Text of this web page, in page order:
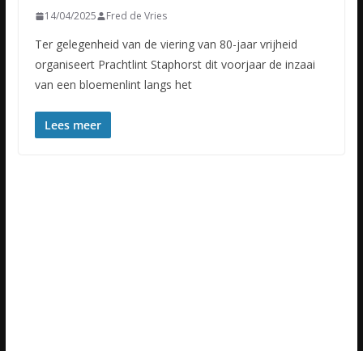
14/04/2025 Fred de Vries
Ter gelegenheid van de viering van 80-jaar vrijheid
organiseert Prachtlint Staphorst dit voorjaar de inzaai
van een bloemenlint langs het
Lees meer